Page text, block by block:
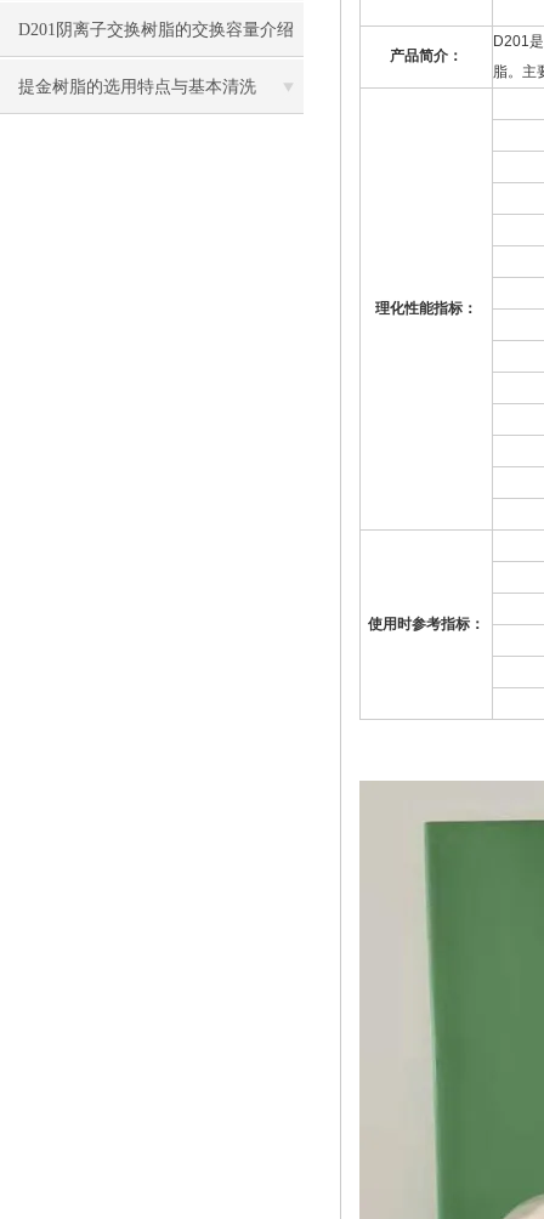
护
D201阴离子交换树脂的交换容量介绍
提金树脂的选用特点与基本清洗
产品简介：
D201
脂。主
理化性能指标：
使用时参考指标：